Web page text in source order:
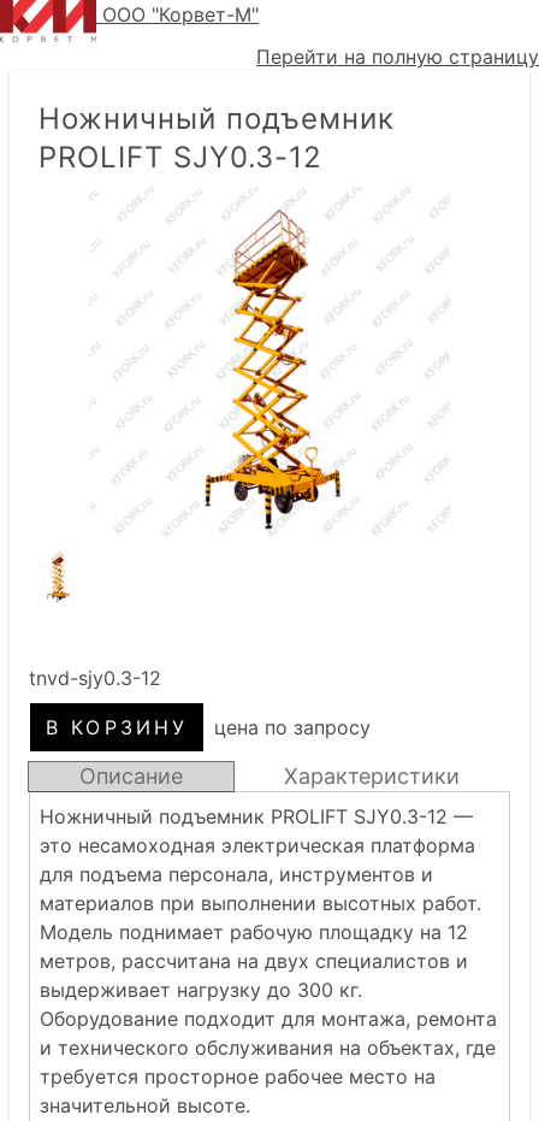
ООО "Корвет-М"
Перейти на полную страницу
Ножничный подъемник
PROLIFT SJY0.3-12
tnvd-sjy0.3-12
цена по запросу
Описание
Ножничный подъемник PROLIFT SJY0.3-12 —
это несамоходная электрическая платформа
для подъема персонала, инструментов и
материалов при выполнении высотных работ.
Модель поднимает рабочую площадку на 12
метров, рассчитана на двух специалистов и
выдерживает нагрузку до 300 кг.
Оборудование подходит для монтажа, ремонта
и технического обслуживания на объектах, где
требуется просторное рабочее место на
значительной высоте.
Характеристики